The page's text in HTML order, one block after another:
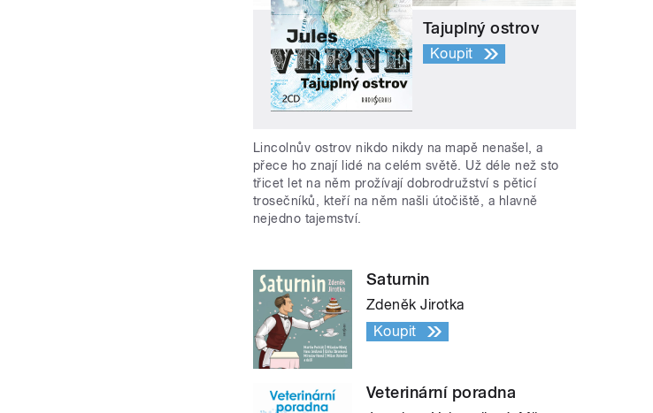
Tajuplný ostrov
Koupit
Lincolnův ostrov nikdo nikdy na mapě nenašel, a
přece ho znají lidé na celém světě. Už déle než sto
třicet let na něm prožívají dobrodružství s pěticí
trosečníků, kteří na něm našli útočiště, a hlavně
nejedno tajemství.
Saturnin
Zdeněk Jirotka
Koupit
Veterinární poradna